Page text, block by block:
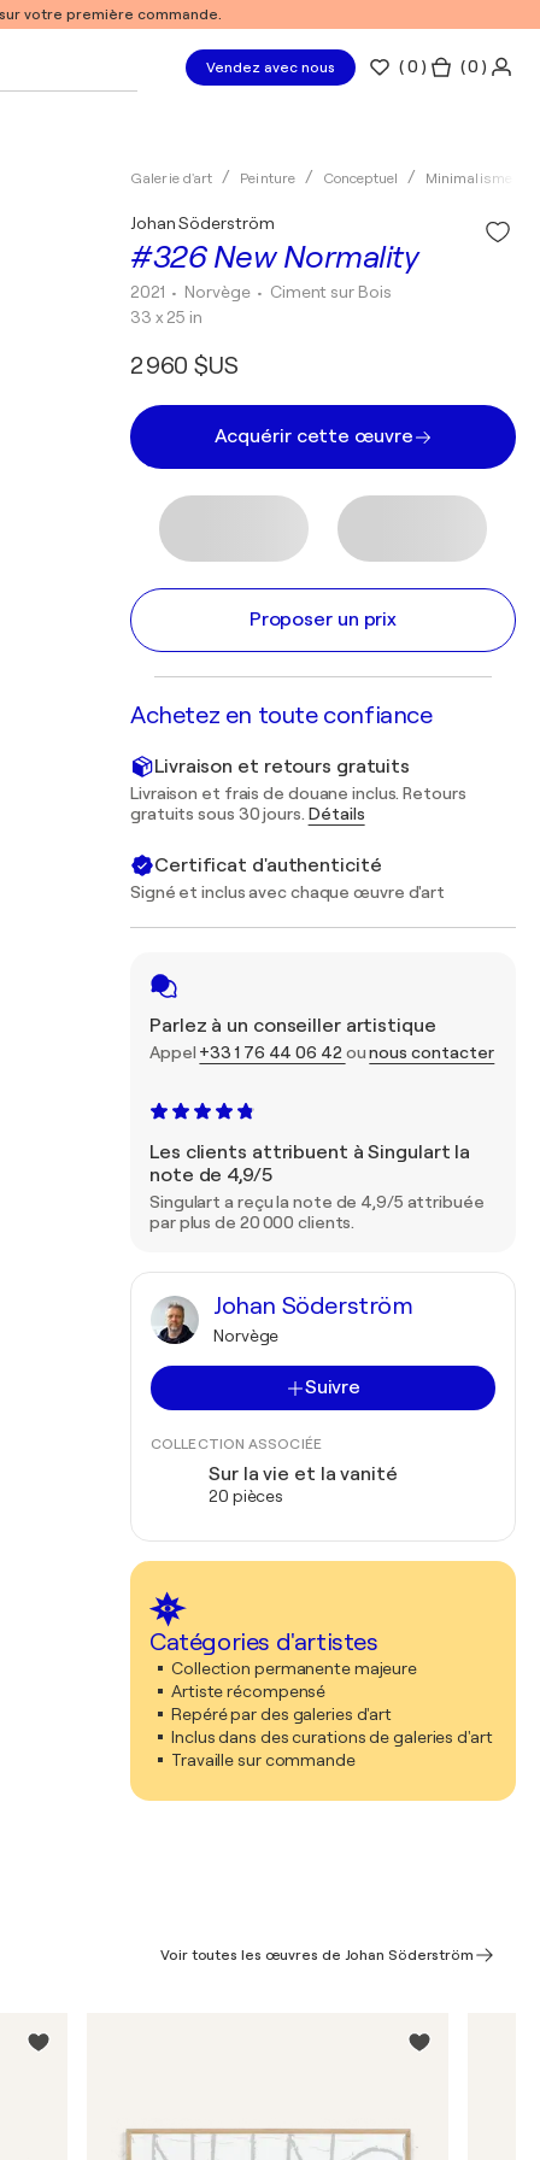
votre première commande.
Vendez avec nous (0 ) ( 0 )
Galerie d'art Peinture Conceptuel Minimalisme
#326 New Normality
Johan Söderström
2021 • Norvège • Ciment sur Bois
33 x 25 in
2 960 $US
Acquérir cette œuvre
Proposer un prix
Achetez en toute confiance
Livraison et retours gratuits
Livraison et frais de douane inclus. Retours
gratuits sous 30 jours. Détails
Certificat d'authenticité
Signé et inclus avec chaque œuvre d'art
Parlez à un conseiller artistique
Appel +33 1 76 44 06 42 ounous contacter
Les clients attribuent à Singulart la
note de 4,9/5
Singulart a reçu la note de 4,9/5 attribuée
par plus de 20 000 clients.
Johan Söderström
Norvège
Suivre
COLLECTION ASSOCIÉE
Sur la vie et la vanité
20 pièces
Catégories d'artistes
Collection permanente majeure
Artiste récompensé
Repéré par des galeries d'art
Inclus dans des curations de galeries d'art
Travaille sur commande
Voir toutes les œuvres de Johan Söderström